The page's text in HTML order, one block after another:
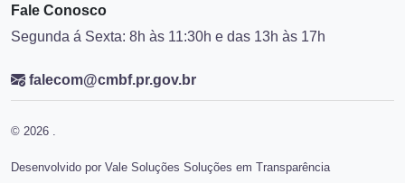
Fale Conosco
Segunda á Sexta: 8h às 11:30h e das 13h às 17h
falecom@cmbf.pr.gov.br
© 2026 .
Desenvolvido por Vale Soluções Soluções em Transparência